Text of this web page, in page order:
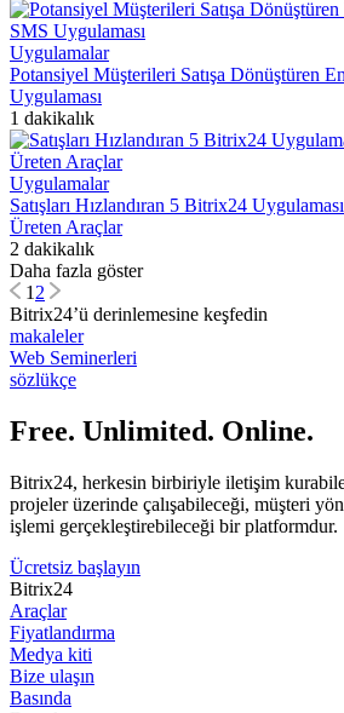
Uygulamalar
Potansiyel Müşterileri Satışa Dönüştüren
Uygulaması
1 dakikalık
Uygulamalar
Satışları Hızlandıran 5 Bitrix24
Üreten Araçlar
2 dakikalık
Daha fazla göster
12
Bitrix24’ü derinlemesine keşfedin
makaleler
Web Seminerleri
sözlükçe
Free. Unlimited. Online.
Bitrix24, herkesin birbiriyle iletişim
projeler üzerinde çalışabileceği, müşteri
işlemi gerçekleştirebileceği bir platformdur.
Ücretsiz başlayın
Bitrix24
Araçlar
Fiyatlandırma
Medya kiti
Bize ulaşın
Basında